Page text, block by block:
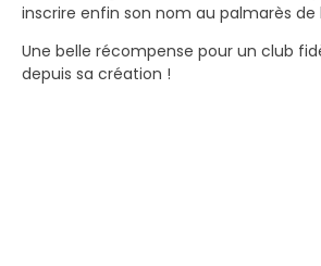
inscrire enfin son nom au palmarès de
Une belle récompense pour un club
depuis sa création !